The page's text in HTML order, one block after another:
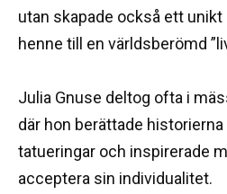
utan skapade också ett
henne till en världsberömd
Julia Gnuse deltog ofta i
där hon berättade
tatueringar och inspirerade
acceptera sin individualitet.